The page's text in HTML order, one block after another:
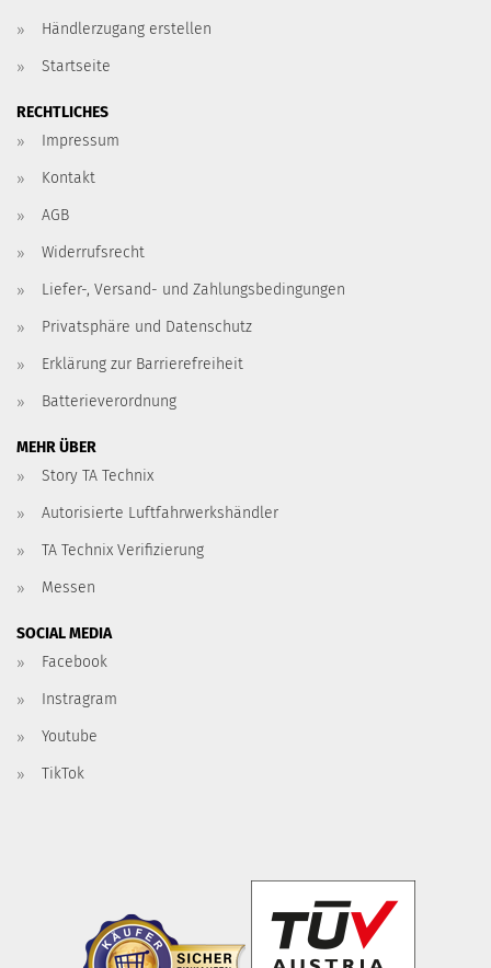
Händlerzugang erstellen
Startseite
RECHTLICHES
Impressum
Kontakt
AGB
Widerrufsrecht
Liefer-, Versand- und Zahlungsbedingungen
Privatsphäre und Datenschutz
Erklärung zur Barrierefreiheit
Batterieverordnung
MEHR ÜBER
Story TA Technix
Autorisierte Luftfahrwerkshändler
TA Technix Verifizierung
Messen
SOCIAL MEDIA
Facebook
Instragram
Youtube
TikTok